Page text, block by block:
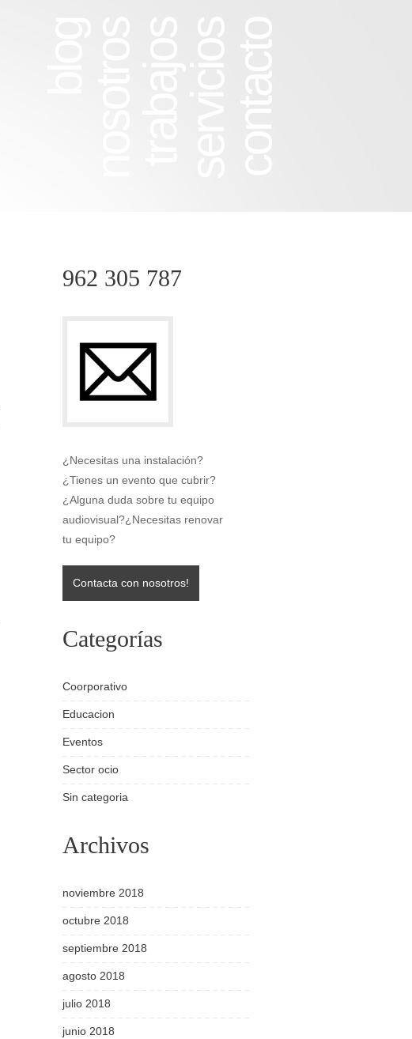
962 305 787
¿Necesitas una instalación?
¿Tienes un evento que cubrir?
¿Alguna duda sobre tu equipo
audiovisual?¿Necesitas renovar
tu equipo?
Contacta con nosotros!
Categorías
Coorporativo
Educacion
Eventos
Sector ocio
Sin categoria
Archivos
noviembre 2018
octubre 2018
septiembre 2018
agosto 2018
julio 2018
junio 2018